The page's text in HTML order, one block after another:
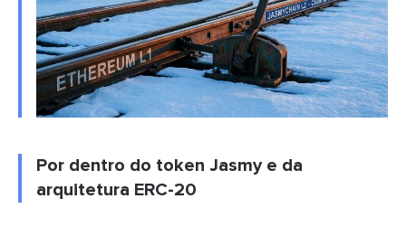
Por dentro do token Jasmy e da
arquitetura ERC-20